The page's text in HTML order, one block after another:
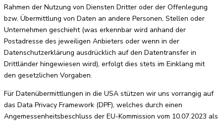
Rahmen der Nutzung von Diensten Dritter oder der Offenlegung
bzw. Übermittlung von Daten an andere Personen, Stellen oder
Unternehmen geschieht (was erkennbar wird anhand der
Postadresse des jeweiligen Anbieters oder wenn in der
Datenschutzerklärung ausdrücklich auf den Datentransfer in
Drittländer hingewiesen wird), erfolgt dies stets im Einklang mit
den gesetzlichen Vorgaben.
Für Datenübermittlungen in die USA stützen wir uns vorrangig auf
das Data Privacy Framework (DPF), welches durch einen
Angemessenheitsbeschluss der EU-Kommission vom 10.07.2023 als